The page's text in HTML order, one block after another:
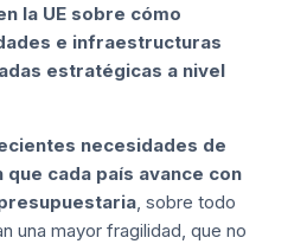
la UE sobre cómo
e infraestructuras
estratégicas a nivel
necesidades de
cada país avance con
, sobre todo
una mayor fragilidad, que no